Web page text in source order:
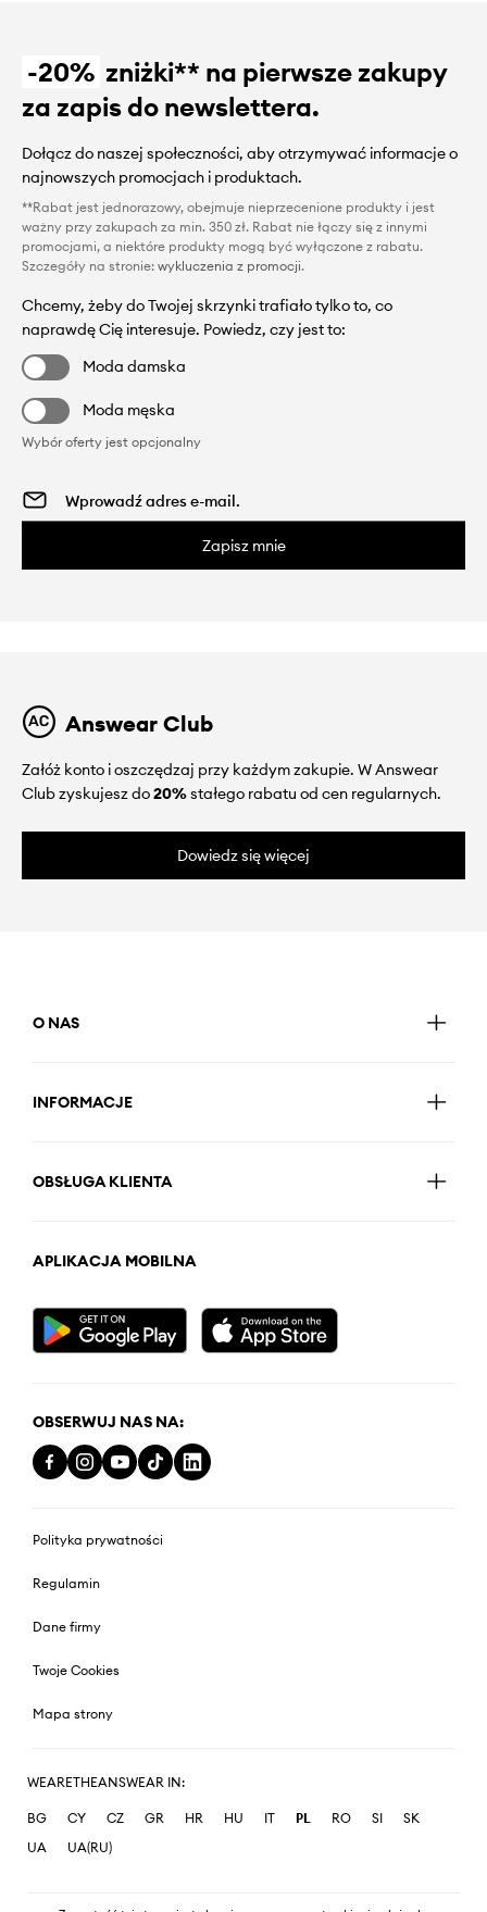
-20% zniżki** na pierwsze zakupy
za zapis do newslettera.
Dołącz do naszej społeczności, aby otrzymywać informacje o
najnowszych promocjach i produktach.
**Rabat jest jednorazowy, obejmuje nieprzecenione produkty i jest
ważny przy zakupach za min. 350 zł. Rabat nie łączy się z innymi
promocjami, a niektóre produkty mogą być wyłączone z rabatu.
Szczegóły na stronie: wykluczenia z promocji.
Chcemy, żeby do Twojej skrzynki trafiało tylko to, co
naprawdę Cię interesuje. Powiedz, czy jest to:
Moda damska
Moda męska
Wybór oferty jest opcjonalny
Zapisz mnie
Answear Club
Załóż konto i oszczędzaj przy każdym zakupie. W Answear
Club zyskujesz do20%stałego rabatu od cen regularnych.
Dowiedz się więcej
O NAS
INFORMACJE
OBSŁUGA KLIENTA
APLIKACJA MOBILNA
OBSERWUJ NAS NA:
Polityka prywatności
Regulamin
Dane firmy
Twoje Cookies
Mapa strony
WEARETHEANSWEAR IN:
BG CY CZ GR HR HU IT PL RO SI
SK
UA
UA(RU)